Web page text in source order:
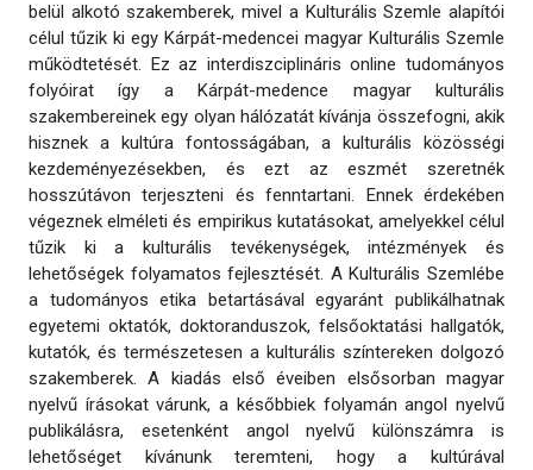
belül alkotó szakemberek, mivel a Kulturális Szemle alapítói
célul tűzik ki egy Kárpát-medencei magyar Kulturális Szemle
működtetését. Ez az interdiszciplináris online tudományos
folyóirat így a Kárpát-medence magyar kulturális
szakembereinek egy olyan hálózatát kívánja összefogni, akik
hisznek a kultúra fontosságában, a kulturális közösségi
kezdeményezésekben, és ezt az eszmét szeretnék
hosszútávon terjeszteni és fenntartani. Ennek érdekében
végeznek elméleti és empirikus kutatásokat, amelyekkel célul
tűzik ki a kulturális tevékenységek, intézmények és
lehetőségek folyamatos fejlesztését. A Kulturális Szemlébe
a tudományos etika betartásával egyaránt publikálhatnak
egyetemi oktatók, doktoranduszok, felsőoktatási hallgatók,
kutatók, és természetesen a kulturális színtereken dolgozó
szakemberek. A kiadás első éveiben elsősorban magyar
nyelvű írásokat várunk, a későbbiek folyamán angol nyelvű
publikálásra, esetenként angol nyelvű különszámra is
lehetőséget kívánunk teremteni, hogy a kultúrával